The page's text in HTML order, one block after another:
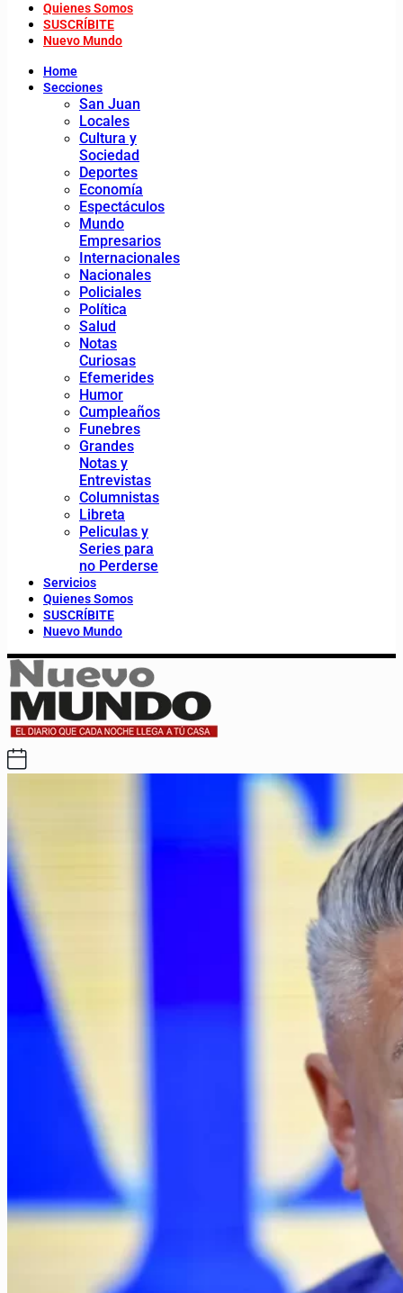
Quienes Somos
SUSCRÍBITE
Nuevo Mundo
Home
Secciones
San Juan
Locales
Cultura y
Sociedad
Deportes
Economía
Espectáculos
Mundo
Empresarios
Internacionales
Nacionales
Policiales
Política
Salud
Notas
Curiosas
Efemerides
Humor
Cumpleaños
Funebres
Grandes
Notas y
Entrevistas
Columnistas
Libreta
Peliculas y
Series para
no Perderse
Servicios
Quienes Somos
SUSCRÍBITE
Nuevo Mundo